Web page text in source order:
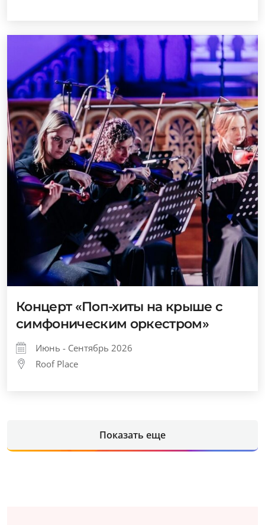
Концерт «Поп-хиты на крыше с
симфоническим оркестром»
Июнь - Сентябрь 2026
Roof Place
Показать еще